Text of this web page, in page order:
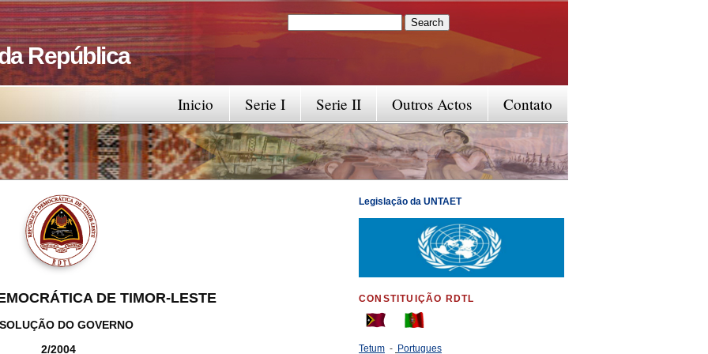
República
Search form
Contato
Outros Actos
Serie II
Serie I
Inicio
DE TIMOR-LESTE
DO GOVERNO
2/2004
Legislação da UNTAET
CONSTITUIÇÃO RDTL
Tetum - Portugues